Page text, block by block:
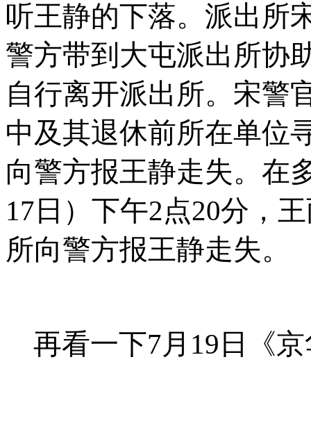
听王静的下落。派出所
警方带到大屯派出所协
自行离开派出所。宋警
中及其退休前所在单位
向警方报王静走失。在
17 日）下午2点20分，
所向警方报王静走失。
再看一下7月 19 日《